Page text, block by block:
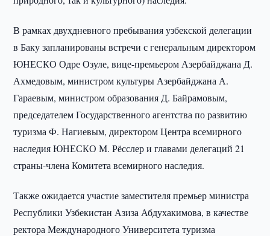
В рамках двухдневного пребывания узбекской делегации
в Баку запланированы встречи с генеральным директором
ЮНЕСКО Одре Озуле, вице-премьером Азербайджана Д.
Ахмедовым, министром культуры Азербайджана А.
Гараевым, министром образования Д. Байрамовым,
председателем Государственного агентства по развитию
туризма Ф. Нагиевым, директором Центра всемирного
наследия ЮНЕСКО М. Рёсслер и главами делегаций 21
страны-члена Комитета всемирного наследия.
Также ожидается участие заместителя премьер министра
Республики Узбекистан Азиза Абдухакимова, в качестве
ректора Международного Университета туризма